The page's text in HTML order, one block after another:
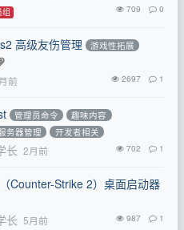
组 709 0
高级友伤管理
游戏性拓展
前 2697 1
管理员命令
趣味内容
务器管理 开发者相关
长 2月前 702 1
Counter-Strike 2）桌面启动器
长 5月前 987 1